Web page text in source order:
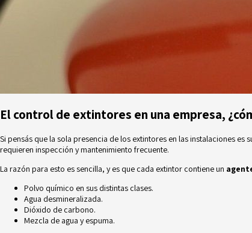
El control de extintores en una empresa,
Si pensás que la sola presencia de los extintores en las instalaciones
requieren inspección y mantenimiento frecuente.
La razón para esto es sencilla, y es que cada extintor contiene un
Polvo químico en sus distintas clases.
Agua desmineralizada.
Dióxido de carbono.
Mezcla de agua y espuma.